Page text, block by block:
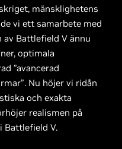
mänsklighetens
vi ett samarbete med
av Battlefield V ännu
optimala
”avancerad
Nu höjer vi ridån
och exakta
realismen på
Battlefield V.